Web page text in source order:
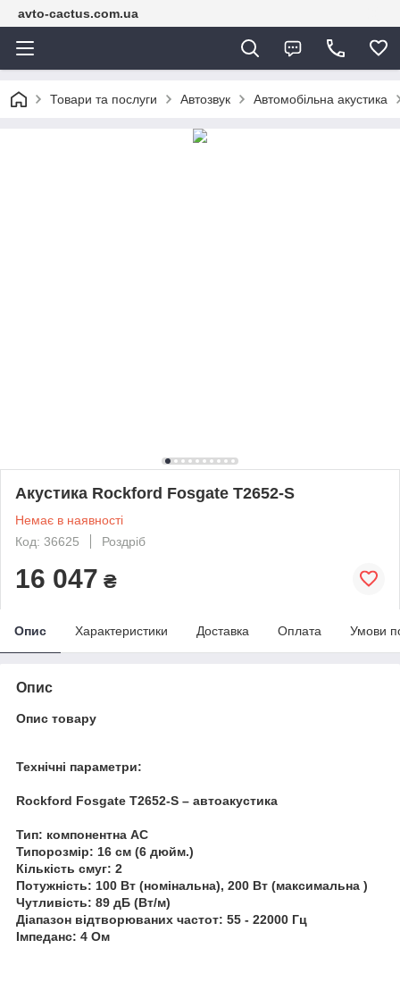
avto-cactus.com.ua
Товари та послуги Автозвук Автомобільна акустика
Акустика Rockford Fosgate T2652-S
Немає в наявності
Код: 36625
Роздріб
16 047 ₴
Опис Характеристики Доставка Оплата Умови
Опис
Опис товару
Технічні параметри:
Rockford Fosgate T2652-S – автоакустика
Тип: компонентна АС
Типорозмір: 16 см (6 дюйм.)
Кількість смуг: 2
Потужність: 100 Вт (номінальна), 200 Вт (максимальна )
Чутливість: 89 дБ (Вт/м)
Діапазон відтворюваних частот: 55 - 22000 Гц
Імпеданс: 4 Ом